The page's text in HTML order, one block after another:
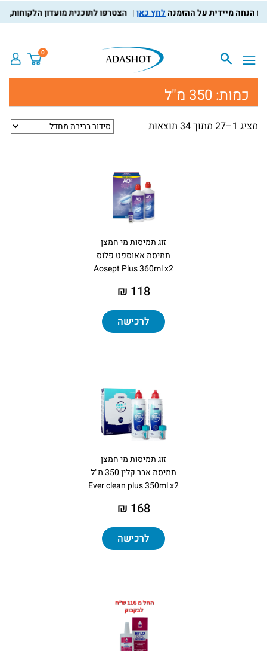
לחץ כאן הצטרפו לתוכנית מועדון הלקוחות, צברו
0
כמות: 350 מ"ל
מציג 1–27 מתוך 34 תוצאות
זוג תמיסות מי חמצן
תמיסת אאוספט פלוס
Aosept Plus 360ml x2
118 ₪
לרכישה
זוג תמיסות מי חמצן
תמיסת אבר קלין 350 מ"ל
Ever clean plus 350ml x2
168 ₪
לרכישה